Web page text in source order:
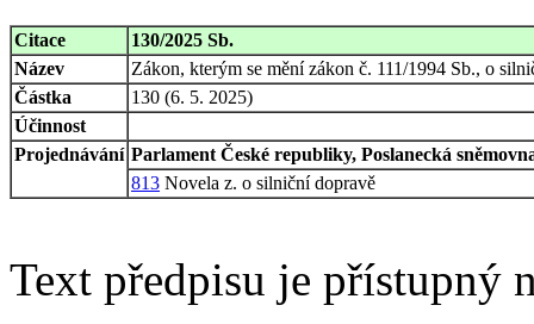
Citace
130/2025 Sb.
Název
Zákon, kterým se mění zákon č. 111/1994 Sb., o
Částka
130 (6. 5. 2025)
Účinnost
Projednávání Parlament České republiky, Poslanecká
813 Novela z. o silniční dopravě
Text předpisu je přístupný